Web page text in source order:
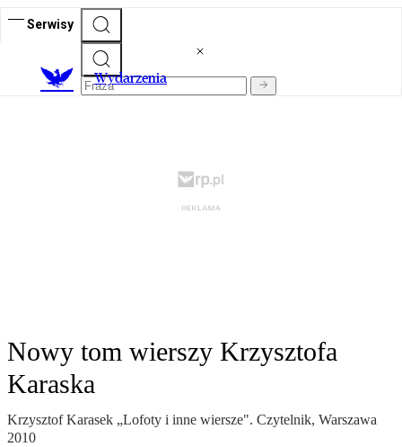
Serwisy
Wydarzenia
Nowy tom wierszy Krzysztofa
Karaska
Krzysztof Karasek „Lofoty i inne wiersze". Czytelnik, Warszawa
2010